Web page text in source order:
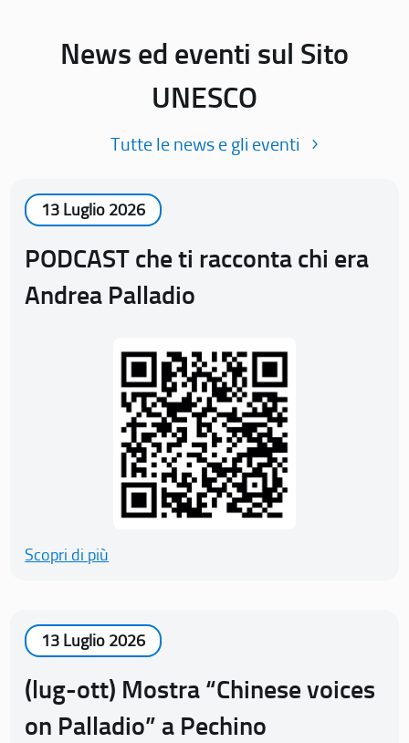
News ed eventi sul Sito
UNESCO
Tutte le news e gli eventi
13 Luglio 2026
PODCAST che ti racconta chi era
Andrea Palladio
Scopri di più
13 Luglio 2026
(lug-ott) Mostra “Chinese voices
on Palladio” a Pechino